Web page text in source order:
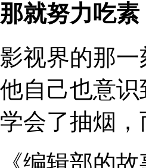
就努力吃素
界的那一
自己也意
会了抽烟